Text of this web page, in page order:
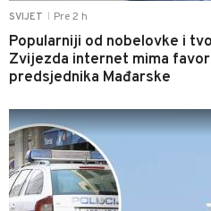
SVIJET Pre 2 h
Popularniji od nobelovke i
Zvijezda internet mima
predsjednika Mađarske